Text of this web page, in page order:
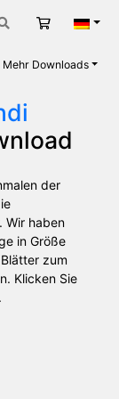
Warenkorb
Mehr Downloads
der
Wir haben
in Größe
zum
Klicken Sie